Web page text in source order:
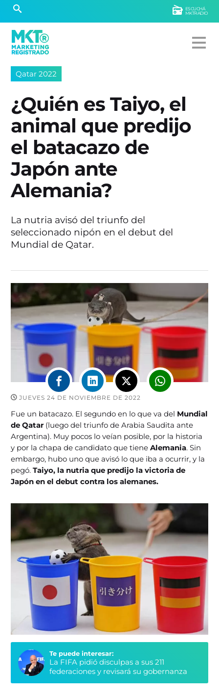
ESCUCHÁ
MKTRADIO
Qatar 2022
¿Quién es Taiyo, el
animal que predijo
el batacazo de
Japón ante
Alemania?
La nutria avisó del triunfo del
seleccionado nipón en el debut del
Mundial de Qatar.
JUEVES 24 DE NOVIEMBRE DE 2022
Fue un batacazo. El segundo en lo que va del Mundial
de Qatar (luego del triunfo de Arabia Saudita ante
Argentina). Muy pocos lo veían posible, por la historia
y por la chapa de candidato que tieneAlemania. Sin
embargo, hubo uno que avisó lo que iba a ocurrir, y la
pegó. Taiyo, la nutria que predijo la victoria de
Japón en el debut contra los alemanes.
Te puede interesar:
La FIFA pidió disculpas a sus 211
federaciones y revisará su gobernanza